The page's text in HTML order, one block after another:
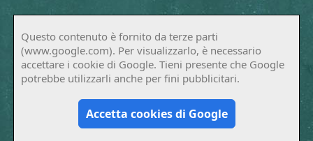
Questo contenuto è fornito da terze parti
(www.google.com). Per visualizzarlo, è necessario
accettare i cookie di Google. Tieni presente che Google
potrebbe utilizzarli anche per fini pubblicitari.
Accetta cookies di Google